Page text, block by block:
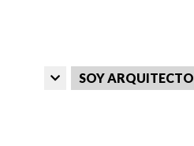
SOY ARQUITECTO